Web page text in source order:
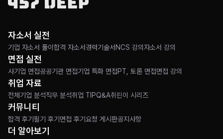
자소서 실전
기업 자소서 풀이 합격 자소서경력기술서 NCS 강의자소서 강의
면접 실전
사기업 면접공공기관 면접기업 특화 면접PT, 토론 면접면접 강의
취업 자료
전체 기업 분석직무 분석취업 TIPQ&A취린이 시리즈
커뮤니티
합격 후기 필기 후기 면접 후기 요청 게시판공지사항
더 알아보기